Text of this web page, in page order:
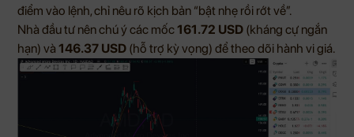
điểm vào lệnh, chỉ nêu rõ kịch bản “bật nhẹ rồi rớt về”.
Nhà đầu tư nên chú ý các mốc161.72 USD (kháng cự ngắn
hạn) và 146.37 USD (hỗ trợ kỳ vọng) để theo dõi hành vi giá.